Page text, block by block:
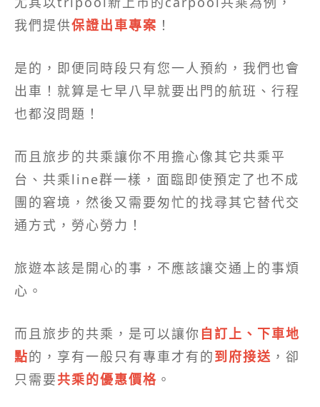
我們提供保證出車專案 ！
是的，即便同時段只有您一人預約，我們也會
出車！就算是七早八早就要出門的航班、行程
也都沒問題！
而且旅步的共乘讓你不用擔心像其它共乘平
台、共乘line群一樣，面臨即使預定了也不成
團的窘境，然後又需要匆忙的找尋其它替代交
通方式，勞心勞力！
旅遊本該是開心的事，不應該讓交通上的事煩
心。
而且旅步的共乘，是可以讓你 自訂上、下車地
點的，享有一般只有專車才有的到府接送 ，卻
只需要共乘的優惠價格 。